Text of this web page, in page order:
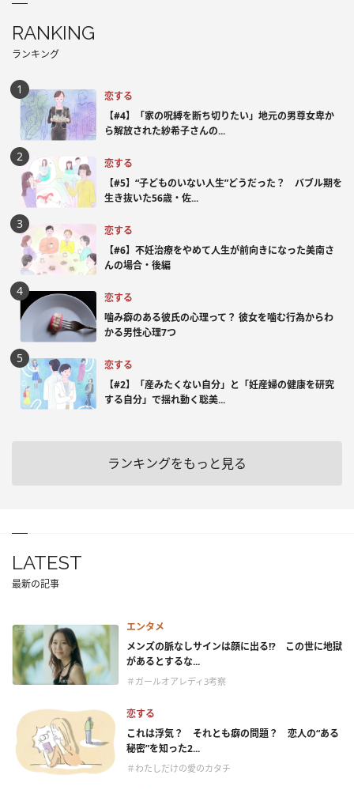
RANKING
ランキング
恋する
【#4】「家の呪縛を断ち切りたい」地元の男尊女卑か
ら解放された紗希子さんの...
恋する
【#5】“子どものいない人生”どうだった？ バブル期を
生き抜いた56歳・佐...
恋する
【#6】不妊治療をやめて人生が前向きになった美南さ
んの場合・後編
恋する
噛み癖のある彼氏の心理って？ 彼女を噛む行為からわ
かる男性心理7つ
恋する
【#2】「産みたくない自分」と「妊産婦の健康を研究
する自分」で揺れ動く聡美...
ランキングをもっと見る
LATEST
最新の記事
エンタメ
メンズの脈なしサインは顔に出る!? この世に地獄
があるとするな...
＃ガールオアレディ3考察
恋する
これは浮気？ それとも癖の問題？ 恋人の“ある
秘密”を知った2...
＃わたしだけの愛のカタチ